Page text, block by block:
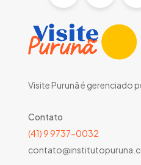
Visite Purunã é gerenciado
Contato
(41) 9 9737-0032